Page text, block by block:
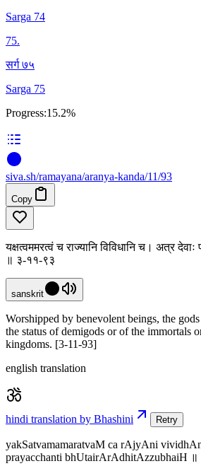
Sarga 74
75.
सर्ग ७५
Sarga 75
Progress:15.2%
siva.sh/ramayana/aranya-kanda/11/93
Copy
यक्षत्वममरत्वं च राज्यानि विविधानि च। अत्र देवाः
॥ ३-११-९३
sanskrit
Worshipped by benevolent beings, the
the status of demigods or of the immortals
kingdoms. [3-11-93]
english translation
hindi translation by Bhashini Retry
yakSatvamamaratvaM ca rAjyAni
prayacchanti bhUtairArAdhitAzzubhaiH ॥